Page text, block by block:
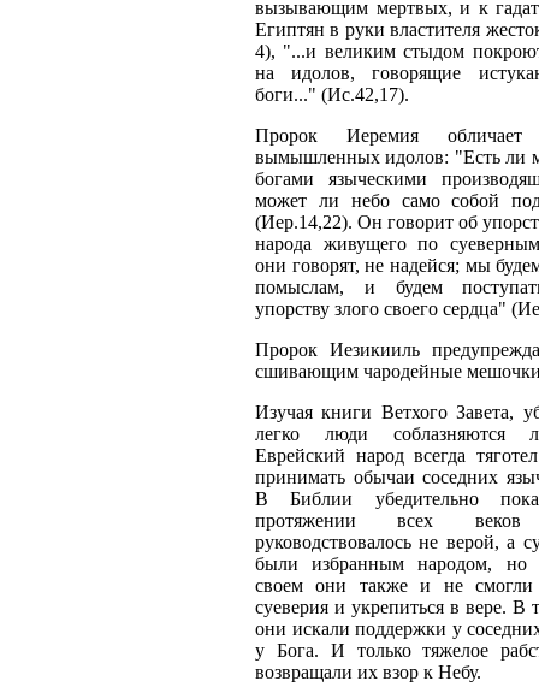
вызывающим мертвых, и к
Египтян в руки властителя
4), "...и великим стыдом
на идолов, говорящие
боги..." (Ис.42,17).
Пророк Иеремия
вымышленных идолов: "Есть ли
богами языческими
может ли небо само собой
(Иер.14,22). Он говорит об
народа живущего по
они говорят, не надейся; мы
помыслам, и будем
упорству злого своего сердца"
Пророк Иезикииль
сшивающим чародейные
Изучая книги Ветхого Завета,
легко люди соблазняются
Еврейский народ всегда
принимать обычаи соседних
В Библии убедительно
протяжении всех веков
руководствовалось не верой, а
были избранным народом, но
своем они также и не смогли
суеверия и укрепиться в вере. В
они искали поддержки у
у Бога. И только тяжелое
возвращали их взор к Небу.